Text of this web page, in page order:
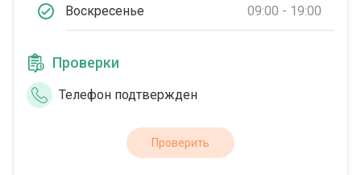
Воскресенье 09:00 - 19:00
Проверки
Телефон подтвержден
Проверить